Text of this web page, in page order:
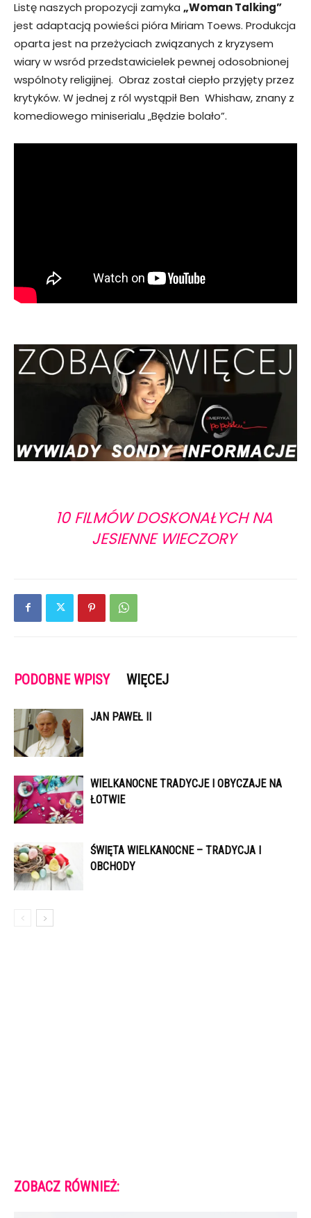
Listę naszych propozycji zamyka „Woman Talking”
jest adaptacją powieści pióra Miriam Toews. Produkcja
oparta jest na przeżyciach związanych z kryzysem
wiary w wsród przedstawicielek pewnej odosobnionej
wspólnoty religijnej. Obraz został ciepło przyjęty przez
krytyków. W jednej z ról wystąpił Ben Whishaw, znany z
komediowego miniserialu „Będzie bolało”.
10 FILMÓW DOSKONAŁYCH NA
JESIENNE WIECZORY
PODOBNE WPISY WIĘCEJ
JAN PAWEŁ II
WIELKANOCNE TRADYCJE I OBYCZAJE NA
ŁOTWIE
ŚWIĘTA WIELKANOCNE – TRADYCJA I
OBCHODY
ZOBACZ RÓWNIEŻ: